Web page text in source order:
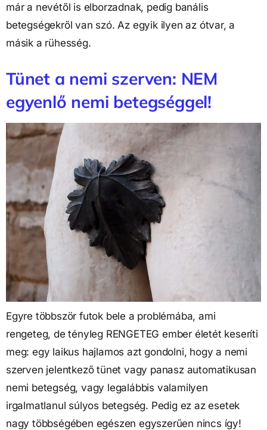
már a nevétől is elborzadnak, pedig banális
betegségekről van szó. Az egyik ilyen az ótvar, a
másik a rühesség.
Tünet a nemi szerven: NEM
egyenlő nemi betegséggel!
Egyre többször futok bele a problémába, ami
rengeteg, de tényleg RENGETEG ember életét keseríti
meg: egy laikus hajlamos azt gondolni, hogy a nemi
szerven jelentkező tünet vagy panasz automatikusan
nemi betegség, vagy legalábbis valamilyen
irgalmatlanul súlyos betegség. Pedig ez az esetek
nagy többségében egészen egyszerűen nincs így!